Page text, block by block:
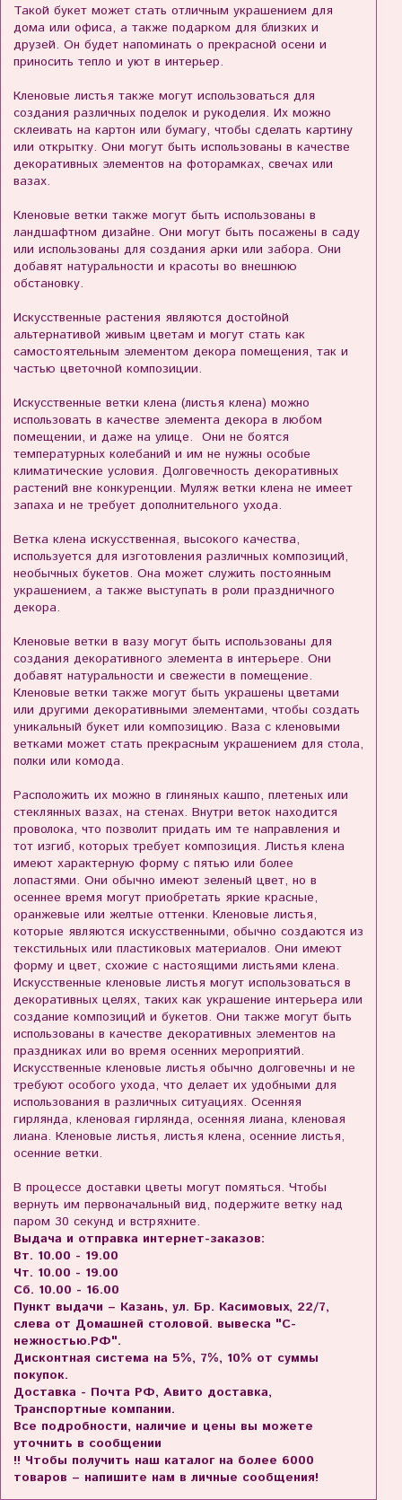
Такой букет может стать отличным украшением для
дома или офиса, а также подарком для близких и
друзей. Он будет напоминать о прекрасной осени и
приносить тепло и уют в интерьер.
Кленовые листья также могут использоваться для
создания различных поделок и рукоделия. Их можно
склеивать на картон или бумагу, чтобы сделать картину
или открытку. Они могут быть использованы в качестве
декоративных элементов на фоторамках, свечах или
вазах.
Кленовые ветки также могут быть использованы в
ландшафтном дизайне. Они могут быть посажены в саду
или использованы для создания арки или забора. Они
добавят натуральности и красоты во внешнюю
обстановку.
Искусственные растения являются достойной
альтернативой живым цветам и могут стать как
самостоятельным элементом декора помещения, так и
частью цветочной композиции.
Искусственные ветки клена (листья клена) можно
использовать в качестве элемента декора в любом
помещении, и даже на улице. Они не боятся
температурных колебаний и им не нужны особые
климатические условия. Долговечность декоративных
растений вне конкуренции. Муляж ветки клена не имеет
запаха и не требует дополнительного ухода.
Ветка клена искусственная, высокого качества,
используется для изготовления различных композиций,
необычных букетов. Она может служить постоянным
украшением, а также выступать в роли праздничного
декора.
Кленовые ветки в вазу могут быть использованы для
создания декоративного элемента в интерьере. Они
добавят натуральности и свежести в помещение.
Кленовые ветки также могут быть украшены цветами
или другими декоративными элементами, чтобы создать
уникальный букет или композицию. Ваза с кленовыми
ветками может стать прекрасным украшением для стола,
полки или комода.
Расположить их можно в глиняных кашпо, плетеных или
стеклянных вазах, на стенах. Внутри веток находится
проволока, что позволит придать им те направления и
тот изгиб, которых требует композиция. Листья клена
имеют характерную форму с пятью или более
лопастями. Они обычно имеют зеленый цвет, но в
осеннее время могут приобретать яркие красные,
оранжевые или желтые оттенки. Кленовые листья,
которые являются искусственными, обычно создаются из
текстильных или пластиковых материалов. Они имеют
форму и цвет, схожие с настоящими листьями клена.
Искусственные кленовые листья могут использоваться в
декоративных целях, таких как украшение интерьера или
создание композиций и букетов. Они также могут быть
использованы в качестве декоративных элементов на
праздниках или во время осенних мероприятий.
Искусственные кленовые листья обычно долговечны и не
требуют особого ухода, что делает их удобными для
использования в различных ситуациях. Осенняя
гирлянда, кленовая гирлянда, осенняя лиана, кленовая
лиана. Кленовые листья, листья клена, осенние листья,
осенние ветки.
В процессе доставки цветы могут помяться. Чтобы
вернуть им первоначальный вид, подержите ветку над
паром 30 секунд и встряхните.
Выдача и отправка интернет-заказов:
Вт. 10.00 - 19.00
Чт. 10.00 - 19.00
Сб. 10.00 - 16.00
Пункт выдачи – Казань, ул. Бр. Касимовых, 22/7,
слева от Домашней столовой. вывеска "С-
нежностью.РФ".
Дисконтная система на 5%, 7%, 10% от суммы
покупок.
Доставка - Почта РФ, Авито доставка,
Транспортные компании.
Все подробности, наличие и цены вы можете
уточнить в сообщении
!! Чтобы получить наш каталог на более 6000
товаров – напишите нам в личные сообщения!